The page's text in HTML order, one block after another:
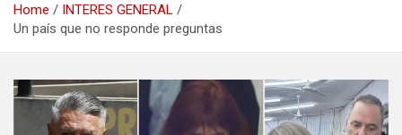
Home
INTERES GENERAL
Un país que no responde preguntas